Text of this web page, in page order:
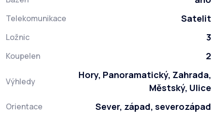
Telekomunikace Satelit
Ložnic 3
Koupelen 2
Výhledy
Hory, Panoramatický, Zahrada,
Městský, Ulice
Orientace Sever, západ, severozápad